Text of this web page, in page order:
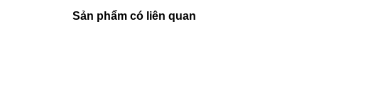
Sản phẩm có liên quan